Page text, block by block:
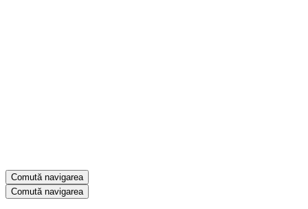
Comută navigarea
Comută navigarea